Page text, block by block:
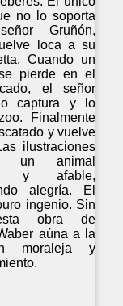
no lo soporta
Gruñón,
loca a su
Cuando un
pierde en el
el señor
captura y lo
Finalmente
y vuelve
ilustraciones
un animal
y afable,
alegría. El
ingenio. Sin
obra de
aúna a la
moraleja y